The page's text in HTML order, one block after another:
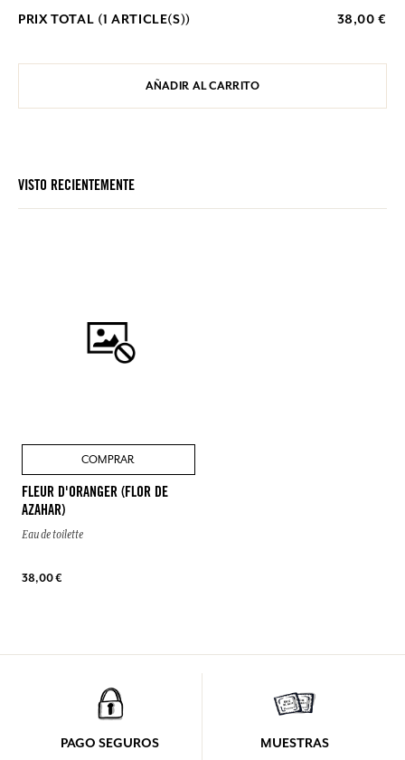
PRIX TOTAL (1 ARTICLE(S)) 38,00 €
AÑADIR AL CARRITO
VISTO RECIENTEMENTE
COMPRAR
FLEUR D'ORANGER (FLOR DE
AZAHAR)
Eau de toilette
38,00 €
PAGO SEGUROS MUESTRAS